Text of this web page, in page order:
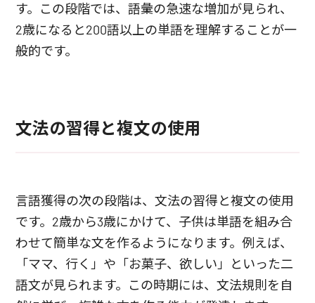
す。この段階では、語彙の急速な増加が見られ、
2歳になると200語以上の単語を理解することが一
般的です。
文法の習得と複文の使用
言語獲得の次の段階は、文法の習得と複文の使用
です。2歳から3歳にかけて、子供は単語を組み合
わせて簡単な文を作るようになります。例えば、
「ママ、行く」や「お菓子、欲しい」といった二
語文が見られます。この時期には、文法規則を自